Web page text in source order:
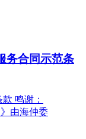
务合同示范条
鸣谢：
由海仲委